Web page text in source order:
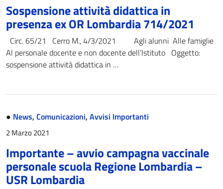
Sospensione attività didattica in
presenza ex OR Lombardia 714/2021
Circ. 65/21 Cerro M., 4/3/2021 Agli alunni Alle famiglie
Al personale docente e non docente dell’Istituto Oggetto:
sospensione attività didattica in …
● News, Comunicazioni, Avvisi Importanti
2 Marzo 2021
Importante – avvio campagna vaccinale
personale scuola Regione Lombardia –
USR Lombardia